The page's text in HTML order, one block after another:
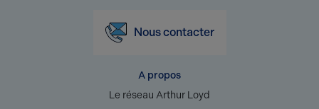
Nous contacter
A propos
Le réseau Arthur Loyd